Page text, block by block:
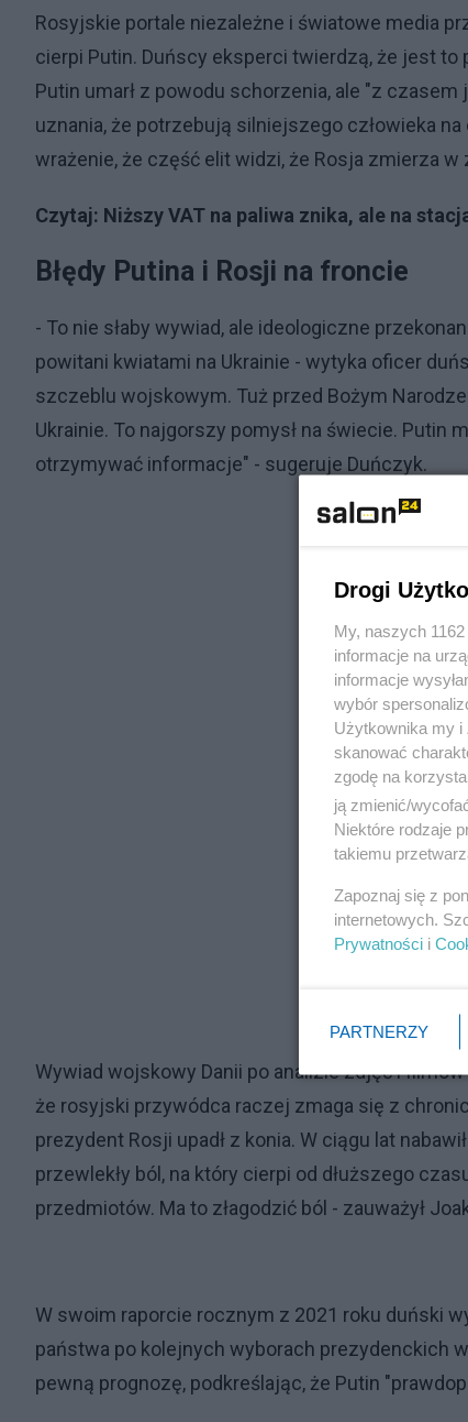
Rosyjskie portale niezależne i światowe media
cierpi Putin. Duńscy eksperci twierdzą, że jest to
Putin umarł z powodu schorzenia, ale "z
uznania, że potrzebują silniejszego człowieka
wrażenie, że część elit widzi, że Rosja zmierza w
Czytaj: Niższy VAT na paliwa znika, ale na
Błędy Putina i Rosji na froncie
- To nie słaby wywiad, ale ideologiczne
powitani kwiatami na Ukrainie - wytyka oficer
szczeblu wojskowym. Tuż przed Bożym
Ukrainie. To najgorszy pomysł na świecie. Putin
otrzymywać informacje" - sugeruje Duńczyk.
Wywiad wojskowy Danii po analizie zdjęć i
że rosyjski przywódca raczej zmaga się z
prezydent Rosji upadł z konia. W ciągu lat
przewlekły ból, na który cierpi od dłuższego
przedmiotów. Ma to złagodzić ból - zauważył
W swoim raporcie rocznym z 2021 roku duński
państwa po kolejnych wyborach prezydenckich
pewną prognozę, podkreślając, że Putin
Drogi
My, naszych
informacje na
informacje
wybór
Użytkownika my i
skanować
zgodę na
ją zmienić/
Niektóre rodzaje
takiemu
Zapoznaj się z
internetowych.
Prywatności i
PARTNERZY